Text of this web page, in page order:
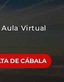
Aula Virtual
DE CÁBALA